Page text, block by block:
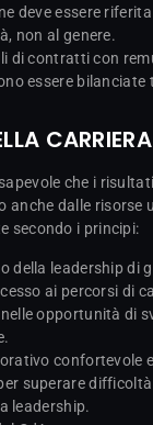
deve essere
non al genere.
di contratti con
essere bilanciate
CARRIERA
che i
anche dalle risorse
secondo i principi:
della leadership di
ai percorsi di
opportunità di
confortevole
superare
leadership.